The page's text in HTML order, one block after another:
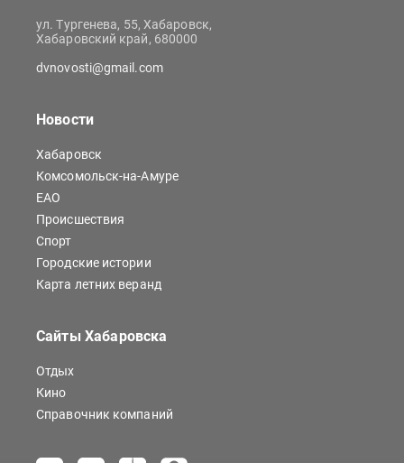
ул. Тургенева, 55, Хабаровск,
Хабаровский край, 680000
dvnovosti@gmail.com
Новости
Хабаровск
Комсомольск-на-Амуре
ЕАО
Происшествия
Спорт
Городские истории
Карта летних веранд
Сайты Хабаровска
Отдых
Кино
Справочник компаний